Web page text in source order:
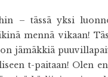
– tässä yksi
mennä vikaan!
jämäkkiä
t-paitaan! Olen